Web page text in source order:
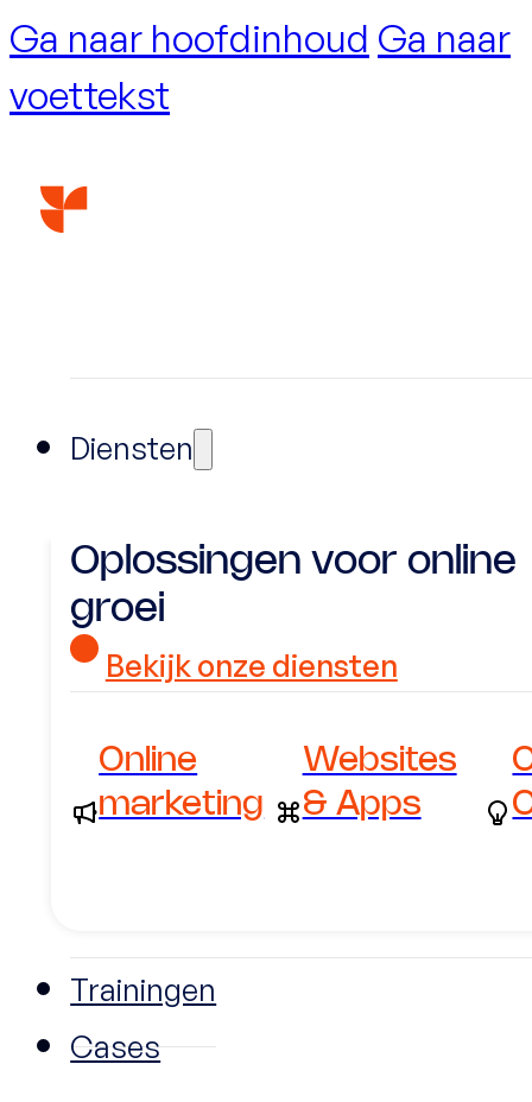
Ga naar hoofdinhoud Ga naar
voettekst
Diensten
Oplossingen voor online
groei
Bekijk onze diensten
Online
marketing
Websites
& Apps
Trainingen
Cases